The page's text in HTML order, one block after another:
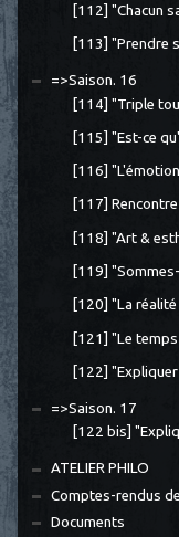
[112] "Chacun
[113] "Prendre
=>Saison. 16
[114] "Triple
[115] "Est-ce
[116]
[117]
[118] "Art &
[119]
[120] "La
[121] "Le
[122]
=>Saison. 17
[122 bis]
ATELIER PHILO
Comptes-rendus
Documents